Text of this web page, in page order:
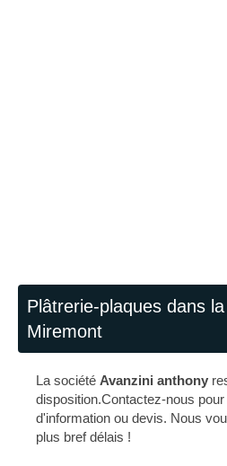
Plâtrerie-plaques dans
Miremont
La société Avanzini anthony
disposition.Contactez-nous
d'information ou devis. Nous
plus bref délais !